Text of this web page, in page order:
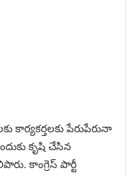
కార్యకర్తలకు పేరుపేరునా
కృషి చేసిన
కాంగ్రెస్ పార్టీ